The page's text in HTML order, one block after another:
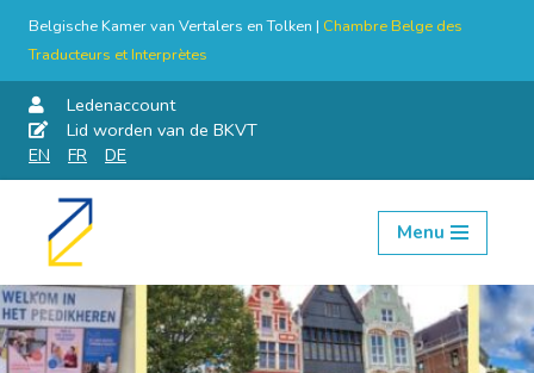
Belgische Kamer van Vertalers en Tolken | Chambre Belge des
Traducteurs et Interprètes
Ledenaccount
Lid worden van de BKVT
EN
FR DE
Skip
content
Menu